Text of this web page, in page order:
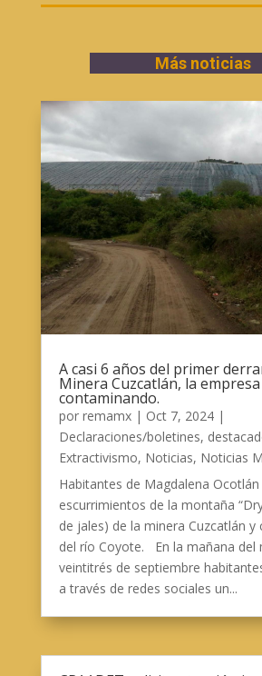
Más noticias
A casi 6 años del primer
Minera Cuzcatlán, la
contaminando.
por remamx| Oct 7, 2024|
Declaraciones/boletines,
Extractivismo, Noticias, Noticias
Habitantes de Magdalena Ocotlán
escurrimientos de la montaña
de jales) de la minera Cuzcatlán y
del río Coyote. En la mañana del
veintitrés de septiembre
a través de redes sociales un...